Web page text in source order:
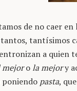
de no caer
tantísimos
a quien
mejorola mejory
poniendo pasta,